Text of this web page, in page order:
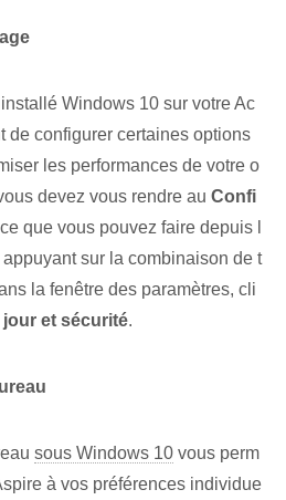
Windows 10 sur votre Ac
de configurer certaines options
les performances de votre o
devez vous rendre au Confi
que vous pouvez faire depuis l
sur la combinaison de t
la fenêtre des paramètres, cli
jour et sécurité.
sous Windows 10 vous perm
à vos préférences individue